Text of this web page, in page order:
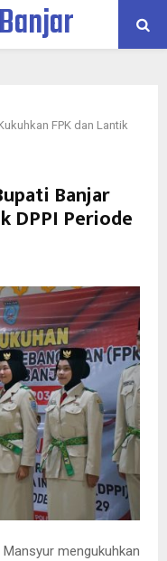
FPK dan Lantik
Banjar
DPPI Periode
Mansyur mengukuhkan